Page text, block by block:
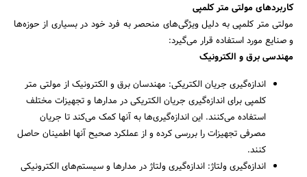
جستجو
کاربردهای مولتی متر کلمپی
مولتی متر کلمپی به دلیل ویژگی‌های منحصر به فرد خود در بسیاری از حوزه‌ها
و صنایع مورد استفاده قرار می‌گیرد:
مهندسی برق و الکترونیک
اندازه‌گیری جریان الکتریکی: مهندسان برق و الکترونیک از مولتی متر
کلمپی برای اندازه‌گیری جریان الکتریکی در مدارها و تجهیزات مختلف
استفاده می‌کنند. این اندازه‌گیری‌ها به آنها کمک می‌کند تا جریان
مصرفی تجهیزات را بررسی کرده و از عملکرد صحیح آنها اطمینان حاصل
کنند.
اندازه‌گیری ولتاژ: اندازه‌گیری ولتاژ در مدارها و سیستم‌های الکترونیکی